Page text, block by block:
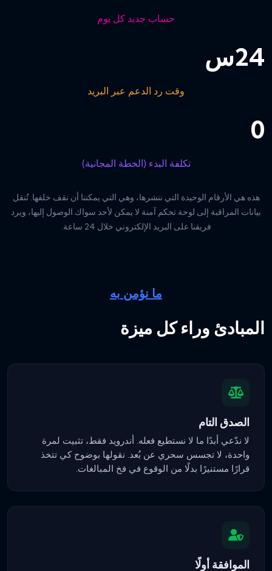
حساب جديد كل يوم
24س
وقت رد الدعم عبر البريد
0
تكلفة البدء (الخطة المجانية)
هذه هي الأرقام الوحيدة التي ننشرها، وهي التي يمكننا أن نقف خلفها. تُنقل
بيانات المراقبة إلى لوحة تحكم آمنة لا يمكن لأحد سواك الوصول إليها، ويرد
فريقنا على البريد الإلكتروني خلال 24 ساعة.
ما نؤمن به
المبادئ وراء كل ميزة
الصدق التام
لا ندّعي أبدًا ما لا نستطيع فعله. أندرويد فقط، تثبيت لمرة
واحدة، لا تجسس سحري عن بُعد. نقولها بوضوح كي تتخذ
قرارًا مستنيرًا بدلًا من الوقوع في فخ المبالغات.
الموافقة أولًا